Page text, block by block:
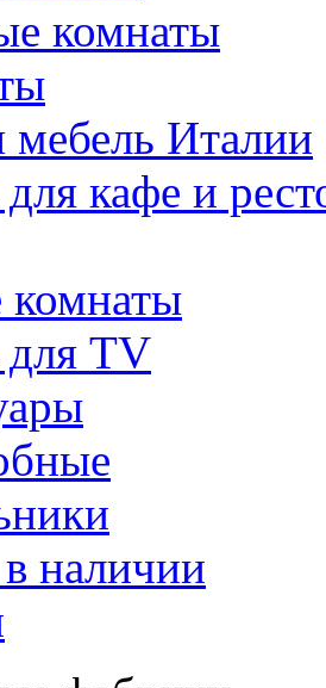
комнаты
мебель Италии
кафе и
TV
наличии